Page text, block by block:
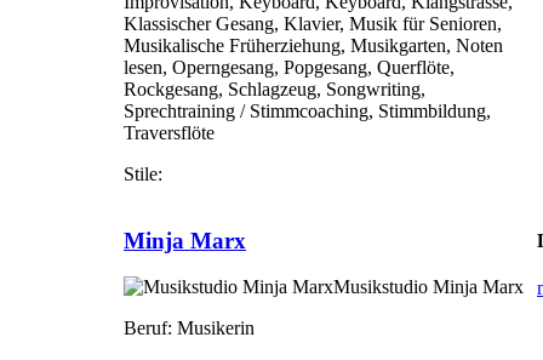
Klassischer Gesang, Klavier, Musik für Senioren,
Musikalische Früherziehung, Musikgarten, Noten
lesen, Operngesang, Popgesang, Querflöte,
Rockgesang, Schlagzeug, Songwriting,
Sprechtraining / Stimmcoaching, Stimmbildung,
Traversflöte
Stile:
Minja Marx
Musikstudio Minja Marx
Beruf: Musikerin